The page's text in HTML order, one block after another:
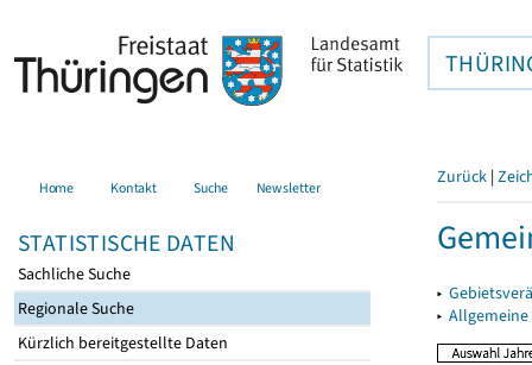
Home Kontakt Suche Newsletter
STATISTISCHE DATEN
Sachliche Suche
Regionale Suche
Kürzlich bereitgestellte Daten
Zurück |
▸
▸